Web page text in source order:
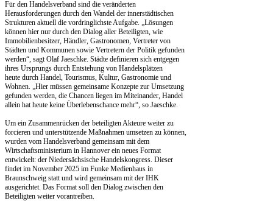
Für den Handelsverband sind die veränderten
Herausforderungen durch den Wandel der innerstädtischen
Strukturen aktuell die vordringlichste Aufgabe. „Lösungen
können hier nur durch den Dialog aller Beteiligten, wie
Immobilienbesitzer, Händler, Gastronomen, Vertreter von
Städten und Kommunen sowie Vertretern der Politik gefunden
werden“, sagt Olaf Jaeschke. Städte definieren sich entgegen
ihres Ursprungs durch Entstehung von Handelsplätzen
heute durch Handel, Tourismus, Kultur, Gastronomie und
Wohnen. „Hier müssen gemeinsame Konzepte zur Umsetzung
gefunden werden, die Chancen liegen im Miteinander, Handel
allein hat heute keine Überlebenschance mehr“, so Jaeschke.
Um ein Zusammenrücken der beteiligten Akteure weiter zu
forcieren und unterstützende Maßnahmen umsetzen zu können,
wurden vom Handelsverband gemeinsam mit dem
Wirtschaftsministerium in Hannover ein neues Format
entwickelt: der Niedersächsische Handelskongress. Dieser
findet im November 2025 im Funke Medienhaus in
Braunschweig statt und wird gemeinsam mit der IHK
ausgerichtet. Das Format soll den Dialog zwischen den
Beteiligten weiter vorantreiben.